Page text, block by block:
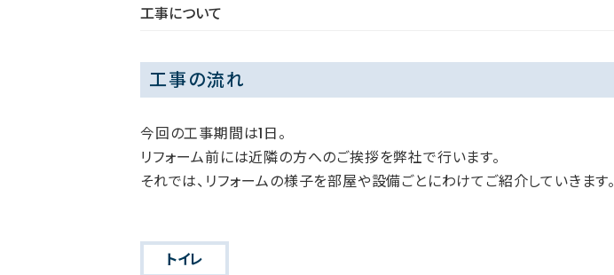
工事について
工事の流れ
今回の工事期間は1日。
リフォーム前には近隣の方へのご挨拶を弊社で行います。
それでは、リフォームの様子を部屋や設備ごとにわけてご紹介していきます。
トイレ